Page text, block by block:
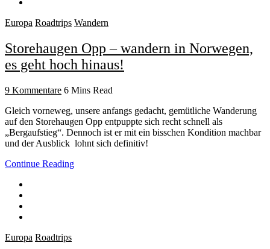
Europa Roadtrips Wandern
Storehaugen Opp – wandern in Norwegen,
es geht hoch hinaus!
9 Kommentare 6 Mins Read
Gleich vorneweg, unsere anfangs gedacht, gemütliche Wanderung
auf den Storehaugen Opp entpuppte sich recht schnell als
„Bergaufstieg“. Dennoch ist er mit ein bisschen Kondition machbar
und der Ausblick lohnt sich definitiv!
Continue Reading
Europa Roadtrips